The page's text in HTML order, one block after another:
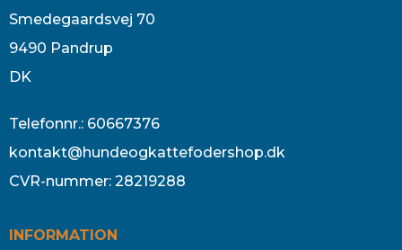
Smedegaardsvej 70
9490 Pandrup
DK
Telefonnr.: 60667376
kontakt@hundeogkattefodershop.dk
CVR-nummer: 28219288
INFORMATION